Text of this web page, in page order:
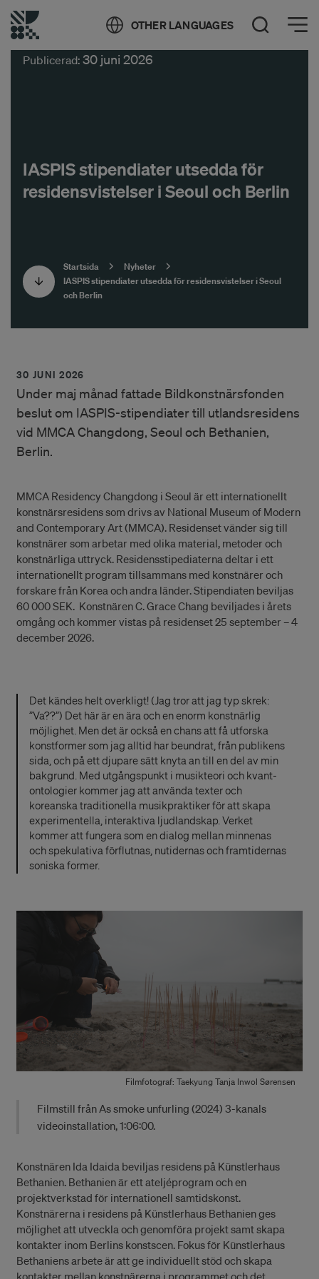
OTHER LANGUAGES Öppna sök
Öppna meny
Publicerad: 30 juni 2026
IASPIS stipendiater utsedda för
residensvistelser i Seoul och Berlin
Startsida
Nyheter
IASPIS stipendiater utsedda för residensvistelser i Seoul
och Berlin
30 JUNI 2026
Under maj månad fattade Bildkonstnärsfonden
beslut om IASPIS-stipendiater till utlandsresidens
vid MMCA Changdong, Seoul och Bethanien,
Berlin.
MMCA Residency Changdong i Seoul är ett internationellt
konstnärsresidens som drivs av National Museum of Modern
and Contemporary Art (MMCA). Residenset vänder sig till
konstnärer som arbetar med olika material, metoder och
konstnärliga uttryck. Residensstipediaterna deltar i ett
internationellt program tillsammans med konstnärer och
forskare från Korea och andra länder. Stipendiaten beviljas
60 000 SEK. Konstnären C. Grace Chang beviljades i årets
omgång och kommer vistas på residenset 25 september – 4
december 2026.
Det kändes helt overkligt! (Jag tror att jag typ skrek:
”Va??”) Det här är en ära och en enorm konstnärlig
möjlighet. Men det är också en chans att få utforska
konstformer som jag alltid har beundrat, från publikens
sida, och på ett djupare sätt knyta an till en del av min
bakgrund. Med utgångspunkt i musikteori och kvant-
ontologier kommer jag att använda texter och
koreanska traditionella musikpraktiker för att skapa
experimentella, interaktiva ljudlandskap. Verket
kommer att fungera som en dialog mellan minnenas
och spekulativa förflutnas, nutidernas och framtidernas
soniska former.
Filmfotograf: Taekyung Tanja Inwol Sørensen
Filmstill från As smoke unfurling (2024) 3-kanals
videoinstallation, 1:06:00.
Konstnären Ida Idaida beviljas residens på Künstlerhaus
Bethanien. Bethanien är ett ateljéprogram och en
projektverkstad för internationell samtidskonst.
Konstnärerna i residens på Künstlerhaus Bethanien ges
möjlighet att utveckla och genomföra projekt samt skapa
kontakter inom Berlins konstscen. Fokus för Künstlerhaus
Bethaniens arbete är att ge individuellt stöd och skapa